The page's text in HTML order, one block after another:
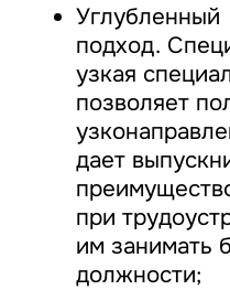
Углубленный
подход.
узкая
позволяет
дает
при
им занимать
должности;